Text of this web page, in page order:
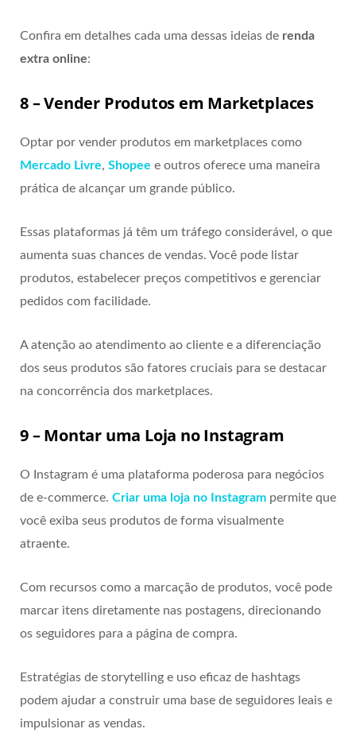
Confira em detalhes cada uma dessas ideias de renda
extra online:
8 – Vender Produtos em Marketplaces
Optar por vender produtos em marketplaces como
Mercado Livre, Shopee e outros oferece uma maneira
prática de alcançar um grande público.
Essas plataformas já têm um tráfego considerável, o que
aumenta suas chances de vendas. Você pode listar
produtos, estabelecer preços competitivos e gerenciar
pedidos com facilidade.
A atenção ao atendimento ao cliente e a diferenciação
dos seus produtos são fatores cruciais para se destacar
na concorrência dos marketplaces.
9 – Montar uma Loja no Instagram
O Instagram é uma plataforma poderosa para negócios
de e-commerce. Criar uma loja no Instagram permite que
você exiba seus produtos de forma visualmente
atraente.
Com recursos como a marcação de produtos, você pode
marcar itens diretamente nas postagens, direcionando
os seguidores para a página de compra.
Estratégias de storytelling e uso eficaz de hashtags
podem ajudar a construir uma base de seguidores leais e
impulsionar as vendas.